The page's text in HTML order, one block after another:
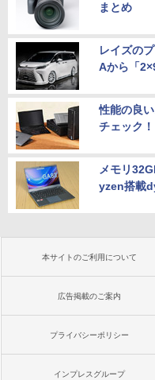
まとめ
レイズの
Aから「
性能の良
チェック！
メモリ
yzen搭載
本サイトのご利用について
広告掲載のご案内
プライバシーポリシー
インプレスグループ